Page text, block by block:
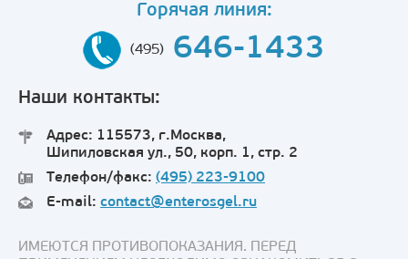
Горячая линия:
(495) 646-1433
Наши контакты:
Адрес: 115573, г.Москва,
Шипиловская ул., 50, корп. 1, стр. 2
Телефон/факс: (495) 223-9100
E-mail: contact@enterosgel.ru
ИМЕЮТСЯ ПРОТИВОПОКАЗАНИЯ. ПЕРЕД